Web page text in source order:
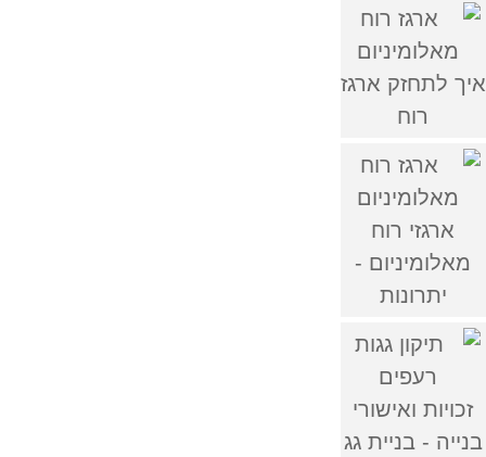
איך לתחזק ארגז
רוח
ארגזי רוח
מאלומיניום -
יתרונות
זכויות ואישורי
בנייה - בניית גג